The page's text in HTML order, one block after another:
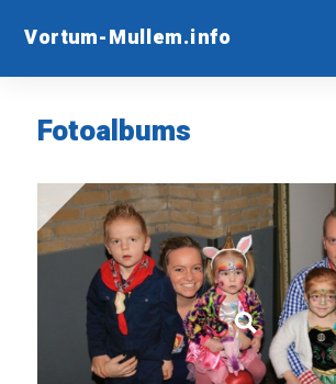
Vortum-Mullem.info
Fotoalbums